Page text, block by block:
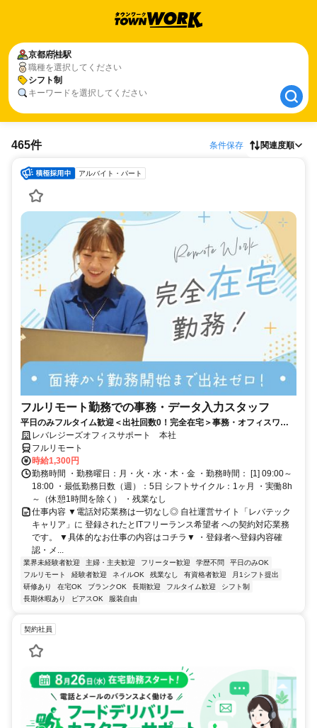
京都府桂駅
職種を選択してください
シフト制
キーワードを選択してください
京都府桂駅
シフト制
465件 条件保存 関連度順
アルバイト・パート
フルリモート勤務での事務・データ入力スタッフ
平日のみフルタイム歓迎＜出社回数0！完全在宅＞事務・オフィスワー
ク経験者の募集★家事・育児と両立している方多数★
レバレジーズオフィスサポート 本社
フルリモート
時給1,300円
勤務時間 ・勤務曜日：月・火・水・木・金 ・勤務時間： [1] 09:00～
18:00 ・最低勤務日数（週）：5日 シフトサイクル：1ヶ月 ・実働8h
～（休憩1時間を除く） ・残業なし
仕事内容 ▼電話対応業務は一切なし◎ 自社運営サイト「レバテック
キャリア」に 登録されたとITフリーランス希望者 への契約対応業務
です。 ▼具体的なお仕事の内容はコチラ▼ ・登録者へ登録内容確
認・メ...
業界未経験者歓迎 主婦・主夫歓迎 フリーター歓迎 学歴不問
平日のみOK
フルリモート
経験者歓迎 ネイルOK 残業なし 有資格者歓迎
月1シフト提出
研修あり
在宅OK ブランクOK 長期歓迎 フルタイム歓迎
シフト制
長期休暇あり
ピアスOK 服装自由
契約社員